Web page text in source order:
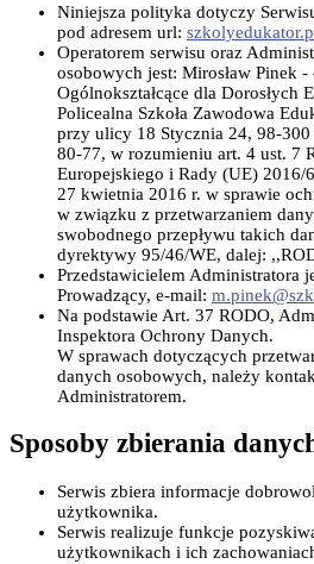
Niniejsza polityka dotyczy
pod adresem url:
Operatorem serwisu oraz
osobowych jest: Mirosław Pinek
Ogólnokształcące dla Dorosłych
Policealna Szkoła Zawodowa
przy ulicy 18 Stycznia 24, 98-
80-77, w rozumieniu art. 4 ust. 7
Europejskiego i Rady (UE) 2016/
27 kwietnia 2016 r. w sprawie
w związku z przetwarzaniem
swobodnego przepływu takich
dyrektywy 95/46/WE, dalej:
Przedstawicielem Administratora
Prowadzący, e-mail:
Na podstawie Art. 37 RODO,
Inspektora Ochrony Danych.
W sprawach dotyczących
danych osobowych, należy
Administratorem.
Sposoby zbierania
Serwis zbiera informacje
użytkownika.
Serwis realizuje funkcje
użytkownikach i ich